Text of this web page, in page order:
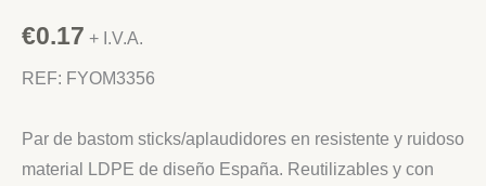
€0.17 + I.V.A.
REF: FYOM3356
Par de bastom sticks/aplaudidores en resistente y ruidoso
material LDPE de diseño España. Reutilizables y con